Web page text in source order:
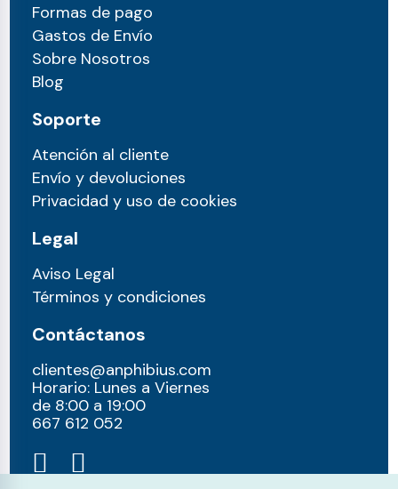
Formas de pago
Gastos de Envío
Sobre Nosotros
Blog
Soporte
Atención al cliente
Envío y devoluciones
Privacidad y uso de cookies
Legal
Aviso Legal
Términos y condiciones
Contáctanos
clientes@anphibius.com
Horario: Lunes a Viernes
de 8:00 a 19:00
667 612 052​